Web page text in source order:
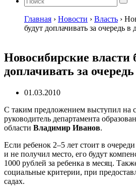
Главная › Новости › Власть ›
будут доплачивать за очередь в
Новосибирские власти
доплачивать за
01.03.2010
С таким предложением выступил на
руководитель департамента
области Владимир Иванов.
Если ребенок 2–5 лет стоит в
и не получил место, его будут
1000 рублей за ребенка в месяц.
социальные критерии, при
садах.